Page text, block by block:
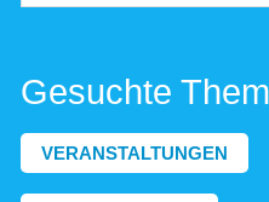
Gesuchte
VERANSTALTUNGEN